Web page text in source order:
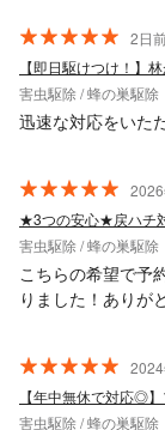
した。 一度大手業者に無料見積もり頼みましたが、とにかくその
後の電話が何度も
2日
【即日駆けつけ！】
害虫駆除 / 蜂の巣駆除
迅速な対応をいた
害虫駆除 / 蜂の巣駆除
こちらの希望で予
りました！ありが
【年中無休で対応◎
害虫駆除 / 蜂の巣駆除